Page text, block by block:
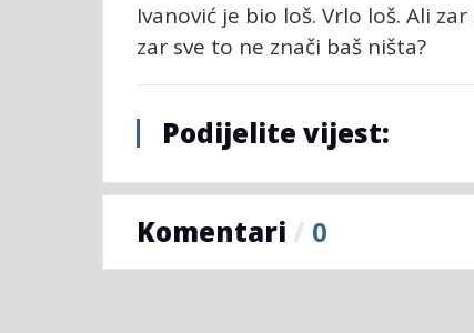
Ivanović je bio loš. Vrlo loš. Ali
zar sve to ne znači baš ništa?
Podijelite vijest:
Komentari / 0